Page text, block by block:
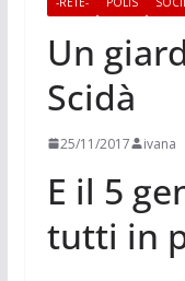
Un
Scidà
25/11/2017 ivana
E il 5
tutti in